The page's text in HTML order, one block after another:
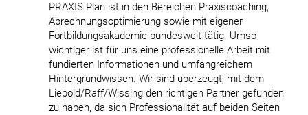
PRAXIS Plan ist in den Bereichen Praxiscoaching,
Abrechnungsoptimierung sowie mit eigener
Fortbildungsakademie bundesweit tätig. Umso
wichtiger ist für uns eine professionelle Arbeit mit
fundierten Informationen und umfangreichem
Hintergrundwissen. Wir sind überzeugt, mit dem
Liebold/Raff/Wissing den richtigen Partner gefunden
zu haben, da sich Professionalität auf beiden Seiten